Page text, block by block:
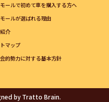
ールで初めて車を購入する方へ
ールが選ばれる理由
介
マップ
的勢力に対する基本方針
byTratto Brain.